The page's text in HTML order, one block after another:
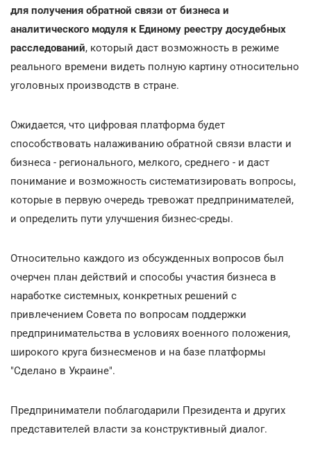
для получения обратной связи от бизнеса и
аналитического модуля к Единому реестру досудебных
расследований, который даст возможность в режиме
реального времени видеть полную картину относительно
уголовных производств в стране.
Ожидается, что цифровая платформа будет
способствовать налаживанию обратной связи власти и
бизнеса - регионального, мелкого, среднего - и даст
понимание и возможность систематизировать вопросы,
которые в первую очередь тревожат предпринимателей,
и определить пути улучшения бизнес-среды.
Относительно каждого из обсужденных вопросов был
очерчен план действий и способы участия бизнеса в
наработке системных, конкретных решений с
привлечением Совета по вопросам поддержки
предпринимательства в условиях военного положения,
широкого круга бизнесменов и на базе платформы
"Сделано в Украине".
Предприниматели поблагодарили Президента и других
представителей власти за конструктивный диалог.